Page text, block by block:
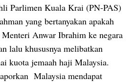
Parlimen Kuala Krai (PN-PAS)
yang bertanyakan apakah
Menteri Anwar Ibrahim ke negara
lalu khususnya melibatkan
kuota jemaah haji Malaysia.
Malaysia mendapat